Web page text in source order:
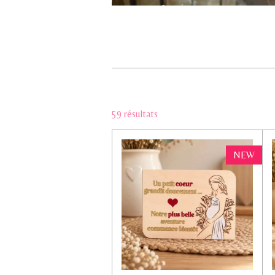
59 résultats
NEW